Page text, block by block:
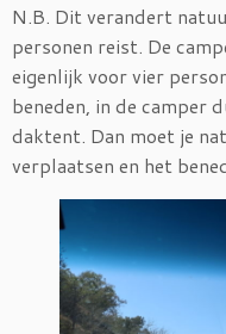
N.B. Dit verandert
personen reist. De
eigenlijk voor vier
beneden, in de camper
daktent. Dan moet je
verplaatsen en het